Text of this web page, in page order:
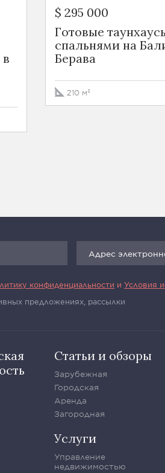
$ 295 000
Готовые
спальнями на
Берава
210 м²
конфиденциальности и Условия
предложениях, рассылки
Статьи и обзоры
Зарубежная
Городская
Аренда
Загородная
Услуги
Управление
недвижимостью